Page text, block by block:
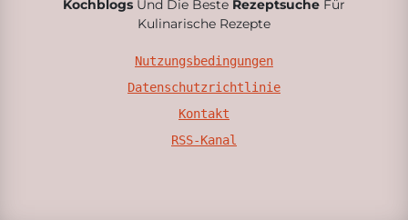
Kochblogs Und Die Beste Rezeptsuche Für
Kulinarische Rezepte
Nutzungsbedingungen
Datenschutzrichtlinie
Kontakt
RSS-Kanal